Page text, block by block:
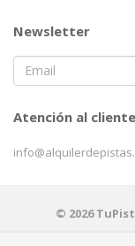
Newsletter
Atención al cliente
© 2026